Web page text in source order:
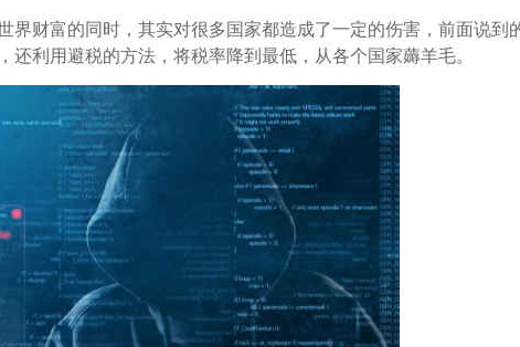
界财富的同时，其实对很多国家都造成了一定的伤害，前面说到
利用避税的方法，将税率降到最低，从各个国家薅羊毛。